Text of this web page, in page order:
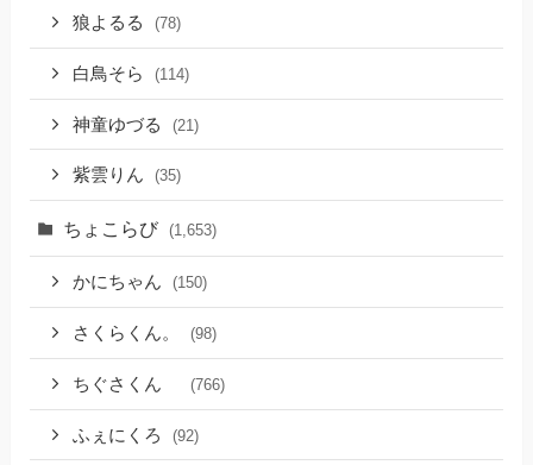
狼よるる (78)
白鳥そら (114)
神童ゆづる (21)
紫雲りん (35)
ちょこらび (1,653)
かにちゃん (150)
さくらくん。 (98)
ちぐさくん (766)
ふぇにくろ (92)